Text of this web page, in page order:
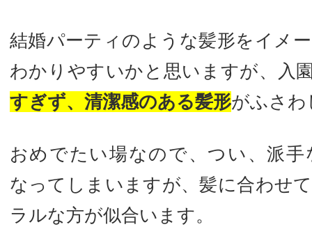
結婚パーティのような髪形をイメ
わかりやすいかと思いますが、入
すぎず、清潔感のある髪形がふさわ
おめでたい場なので、つい、派
なってしまいますが、髪に合わせ
ラルな方が似合います。